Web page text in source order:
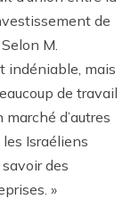
de
M.
indéniable, mais
de travail
d’autres
Israéliens
des
»